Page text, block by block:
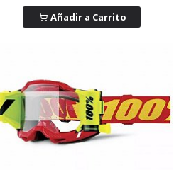
Añadir a Carrito